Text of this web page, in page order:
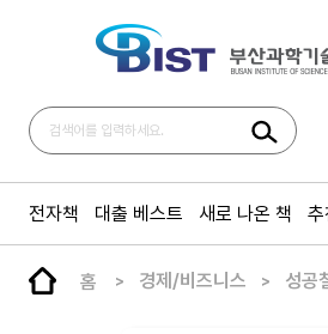
전자책 대출 베스트 새로 나온 책 추
홈 경제/비즈니스 성공